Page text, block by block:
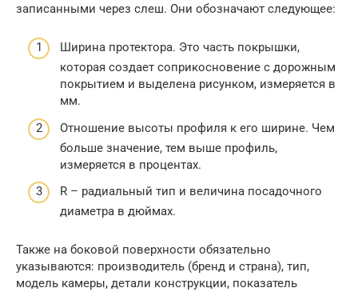
записанными через слеш. Они обозначают следующее:
Ширина протектора. Это часть покрышки,
которая создает соприкосновение с дорожным
покрытием и выделена рисунком, измеряется в
мм.
Отношение высоты профиля к его ширине. Чем
больше значение, тем выше профиль,
измеряется в процентах.
R – радиальный тип и величина посадочного
диаметра в дюймах.
Также на боковой поверхности обязательно
указываются: производитель (бренд и страна), тип,
модель камеры, детали конструкции, показатель